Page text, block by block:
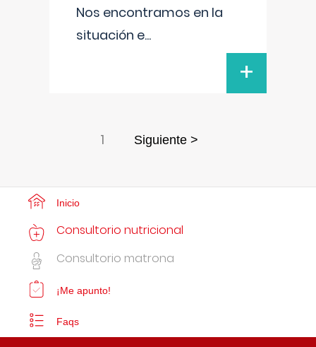
Nos encontramos en la
situación e...
+
1 Siguiente >
Inicio
Consultorio nutricional
Consultorio matrona
¡Me apunto!
Faqs